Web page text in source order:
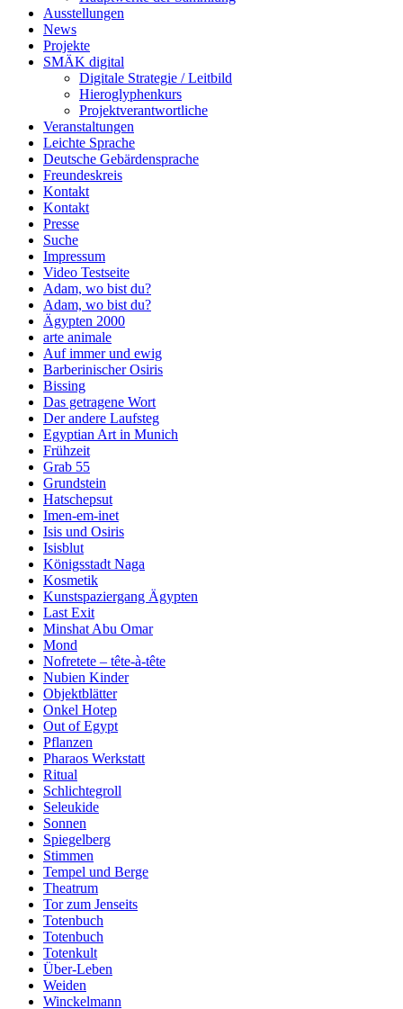
Ausstellungen
News
Projekte
SMÄK digital
Digitale Strategie / Leitbild
Hieroglyphenkurs
Projektverantwortliche
Veranstaltungen
Leichte Sprache
Deutsche Gebärdensprache
Freundeskreis
Kontakt
Kontakt
Presse
Suche
Impressum
Video Testseite
Adam, wo bist du?
Adam, wo bist du?
Ägypten 2000
arte animale
Auf immer und ewig
Barberinischer Osiris
Bissing
Das getragene Wort
Der andere Laufsteg
Egyptian Art in Munich
Frühzeit
Grab 55
Grundstein
Hatschepsut
Imen-em-inet
Isis und Osiris
Isisblut
Königsstadt Naga
Kosmetik
Kunstspaziergang Ägypten
Last Exit
Minshat Abu Omar
Mond
Nofretete – tête-à-tête
Nubien Kinder
Objektblätter
Onkel Hotep
Out of Egypt
Pflanzen
Pharaos Werkstatt
Ritual
Schlichtegroll
Seleukide
Sonnen
Spiegelberg
Stimmen
Tempel und Berge
Theatrum
Tor zum Jenseits
Totenbuch
Totenbuch
Totenkult
Über-Leben
Weiden
Winckelmann